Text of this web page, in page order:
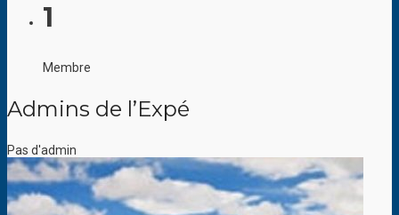
1
Membre
Admins de l’Expé
Pas d'admin